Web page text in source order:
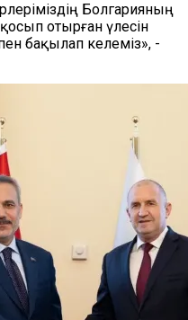
Болгарияның
отырған үлесін
бақылап келеміз», -